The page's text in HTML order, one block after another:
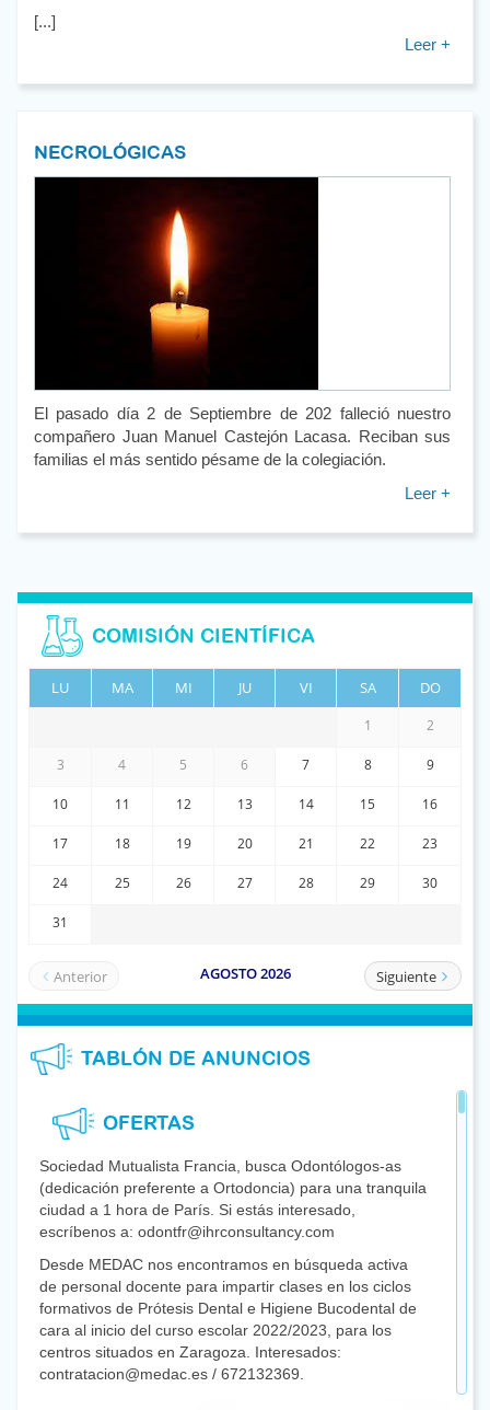
[...]
Leer +
NECROLÓGICAS
El pasado día 2 de Septiembre de 202 falleció nuestro
compañero Juan Manuel Castejón Lacasa. Reciban sus
familias el más sentido pésame de la colegiación.
Leer +
COMISIÓN CIENTÍFICA
TABLÓN DE ANUNCIOS
OFERTAS
Sociedad Mutualista Francia, busca Odontólogos-as
(dedicación preferente a Ortodoncia) para una tranquila
ciudad a 1 hora de París. Si estás interesado,
escríbenos a: odontfr@ihrconsultancy.com
Desde MEDAC nos encontramos en búsqueda activa
de personal docente para impartir clases en los ciclos
formativos de Prótesis Dental e Higiene Bucodental de
cara al inicio del curso escolar 2022/2023, para los
centros situados en Zaragoza. Interesados:
contratacion@medac.es / 672132369.